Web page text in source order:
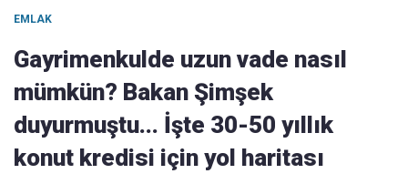
EMLAK
Gayrimenkulde uzun vade nasıl
mümkün? Bakan Şimşek
duyurmuştu... İşte 30-50 yıllık
konut kredisi için yol haritası